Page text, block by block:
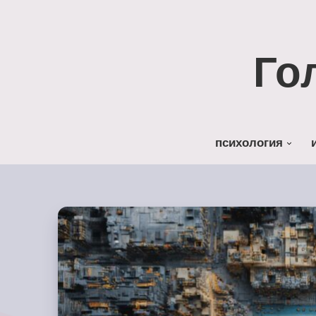
психология